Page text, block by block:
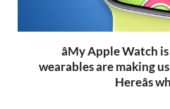
âMy Apple Watch
wearables are making us
Hereâs